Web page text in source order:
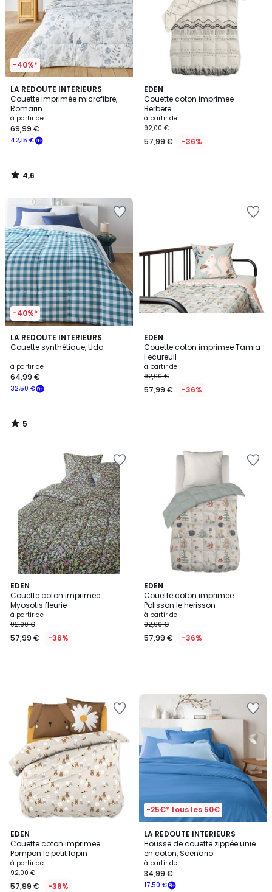
-40%*
LA REDOUTE INTERIEURS
Couette imprimée microfibre,
Romarin
à partir de
42,15 €
69,99 €
4,6
/ 5
4,6
/
EDEN
Couette coton imprimee
Berbere
à partir de
92,00 €
57,99 € -36%
-40%*
LA REDOUTE INTERIEURS
Couette synthétique, Uda
à partir de
32,50 €
64,99 €
5
/
5
/
EDEN
Couette coton imprimee Tamia
l ecureuil
à partir de
92,00 €
57,99 € -36%
EDEN
Couette coton imprimee
Myosotis fleurie
à partir de
92,00 €
57,99 € -36%
EDEN
Couette coton imprimee
Polisson le herisson
à partir de
92,00 €
57,99 € -36%
EDEN
Couette coton imprimee
Pompon le petit lapin
à partir de
92,00 €
57,99 € -36%
-25€* tous les 50€
LA REDOUTE INTERIEURS
Housse de couette zippée unie
en coton, Scénario
à partir de
17,50 €
34,99 €
4
/
5